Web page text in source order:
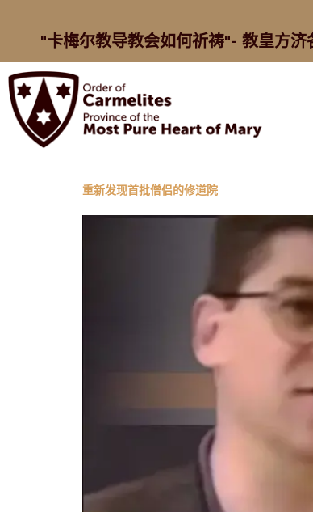
"卡梅尔教导教会如何祈祷"- 教皇方济
重新发现首批僧侣的修道院